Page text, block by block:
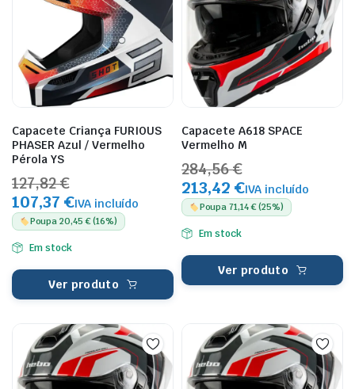
Capacete Criança FURIOUS
PHASER Azul / Vermelho
Pérola YS
127,82 €
107,37 €IVA incluído
Poupa 20,45 € (16%)
Em stock
Ver produto
Capacete A618 SPACE
Vermelho M
284,56 €
213,42 €IVA incluído
Poupa 71,14 € (25%)
Em stock
Ver produto